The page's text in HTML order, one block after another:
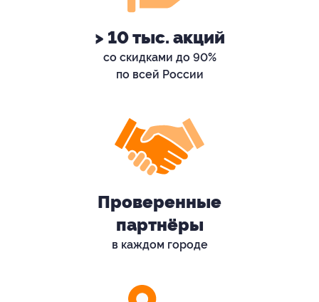
> 10 тыс. акций
со скидками до 90%
по всей России
Проверенные
партнёры
в каждом городе